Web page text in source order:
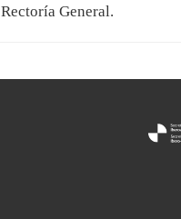
Rectoría General.